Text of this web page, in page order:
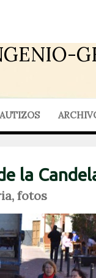
la
,fotos